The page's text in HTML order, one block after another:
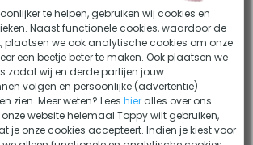
spa beschermhoezen
210 x 210 cm
220 x 220 cm
225 x 225 cm
230 x 230 cm
Op voorraad
product
spa beschermhoes - 230 x 230 cm
te helpen, gebruiken wij cookies en
Naast functionele cookies, waardoor de
plaatsen we ook analytische cookies om onze
een beetje beter te maken. Ook plaatsen we
zodat wij en derde partijen jouw
volgen en persoonlijke (advertentie)
zien. Meer weten? Leeshier alles over ons
website helemaal Toppy wilt gebruiken,
je onze cookies accepteert. Indien je kiest voor